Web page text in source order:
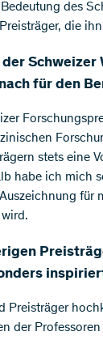
des
die
für den
stets eine
habe ich mich
für
Preisträger
der